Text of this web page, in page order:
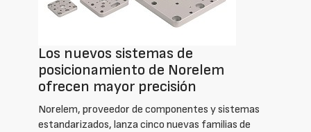
Los nuevos sistemas de
posicionamiento de Norelem
ofrecen mayor precisión
Norelem, proveedor de componentes y sistemas
estandarizados, lanza cinco nuevas familias de